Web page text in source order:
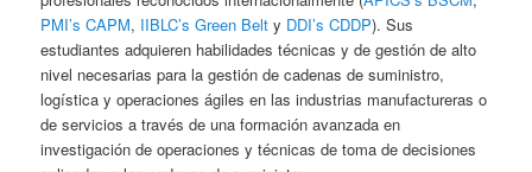
PMI’s CAPM, IIBLC’s Green Belt y DDI’s CDDP). Sus
estudiantes adquieren habilidades técnicas y de gestión de alto
nivel necesarias para la gestión de cadenas de suministro,
logística y operaciones ágiles en las industrias manufactureras o
de servicios a través de una formación avanzada en
investigación de operaciones y técnicas de toma de decisiones